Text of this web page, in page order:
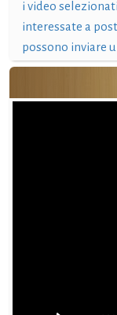
i video
interessate a
possono inviare